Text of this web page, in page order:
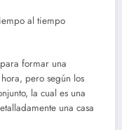
al tiempo
formar una
pero según los
la cual es una
una casa